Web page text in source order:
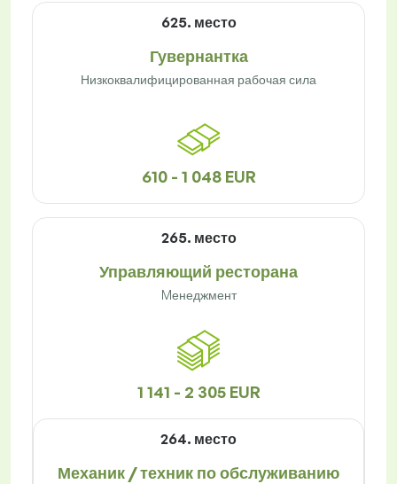
625. место
Гувернантка
Низкоквалифицированная рабочая сила
610 - 1 048 EUR
265. место
Управляющий ресторана
Mенеджмент
1 141 - 2 305 EUR
264. место
Механик / техник по обслуживанию